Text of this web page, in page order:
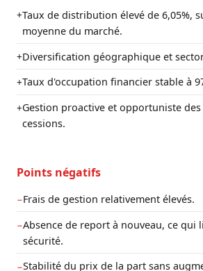
+Taux de distribution élevé de 6,05%,
moyenne du marché.
+Diversification géographique et
+Taux d'occupation financier stable à
+Gestion proactive et opportuniste
cessions.
Points négatifs
−Frais de gestion relativement élevés.
−Absence de report à nouveau, ce qui
sécurité.
−Stabilité du prix de la part sans